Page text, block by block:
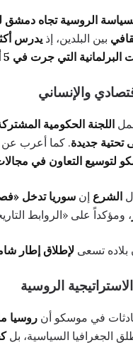
الروسية تجاه دمشق
بين البلدين، إذ يدرس
البرلمانية التي جرت في 5 أكتوبر
والإنساني
اللجنة الحكومية
تحتية جديدة. كما أعرب عن
لتوسيع التعاون في
الشرع إن سوريا تدخل
، ومؤكداً على «الروابط
بلاده تسعى لإطلاق إطار
الروسية
في موسكو أن روسيا
الجغرافيا السياسية، بل